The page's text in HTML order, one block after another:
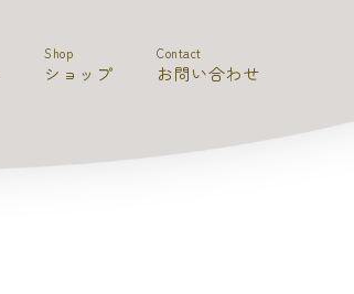
Shop
ショップ
Contact
お問い合わせ